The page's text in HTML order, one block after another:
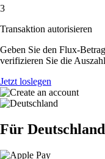
3
Transaktion autorisieren
Geben Sie den Flux-
verifizieren Sie die
Jetzt loslegen
Für